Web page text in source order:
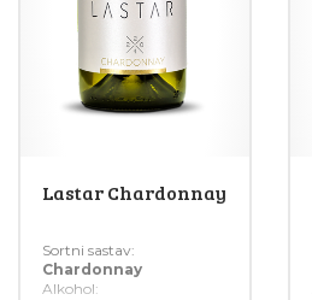
kupcem nakon naručivanja
dogovara
vreme dostave u periodu
od 08-17h radnim danima
Lastar Chardonnay
Sortni sastav:
Chardonnay
Alkohol: